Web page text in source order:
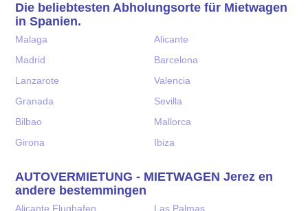
Die beliebtesten Abholungsorte für Mietwagen
in Spanien.
Malaga
Alicante
Madrid
Barcelona
Lanzarote
Valencia
Granada
Sevilla
Bilbao
Mallorca
Girona
Ibiza
AUTOVERMIETUNG - MIETWAGEN Jerez en
andere bestemmingen
Alicante Flughafen
Las Palmas